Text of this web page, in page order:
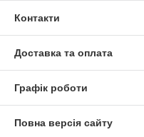
Контакти
Доставка та оплата
Графік роботи
Повна версія сайту